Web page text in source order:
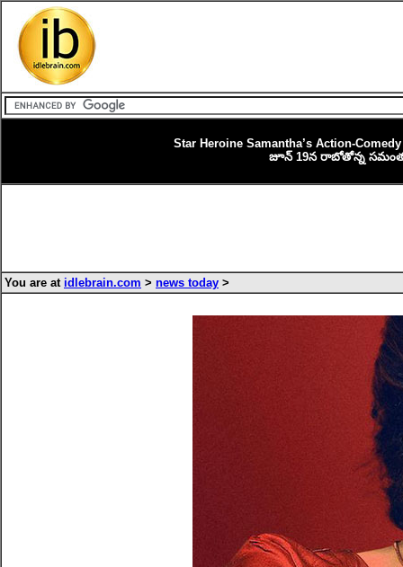
Star Heroine Samantha’s Action-
జూన్ 19న రాబోతోన్న
You are at idlebrain.com > news today >